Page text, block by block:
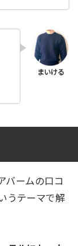
バームの口コ
うテーマで解